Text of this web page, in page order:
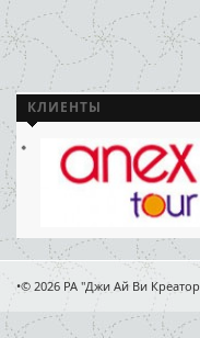
КЛИЕНТЫ
•© 2026 РА "Джи Ай Ви